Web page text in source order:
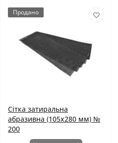
Продано
Сітка затиральна
абразивна (105x280 мм) №
200